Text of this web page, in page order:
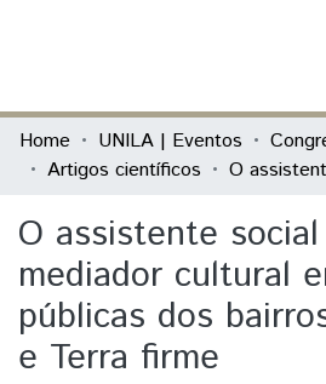
Communities & Collections
All of DSpace
Statistics
Home UNILA | Eventos
Artigos científicos
O assistente
mediador cultural
públicas dos
e Terra firme